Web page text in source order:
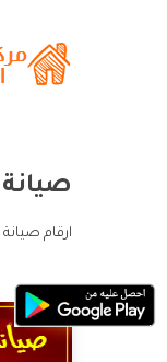
صيانة
ارقام صيانة